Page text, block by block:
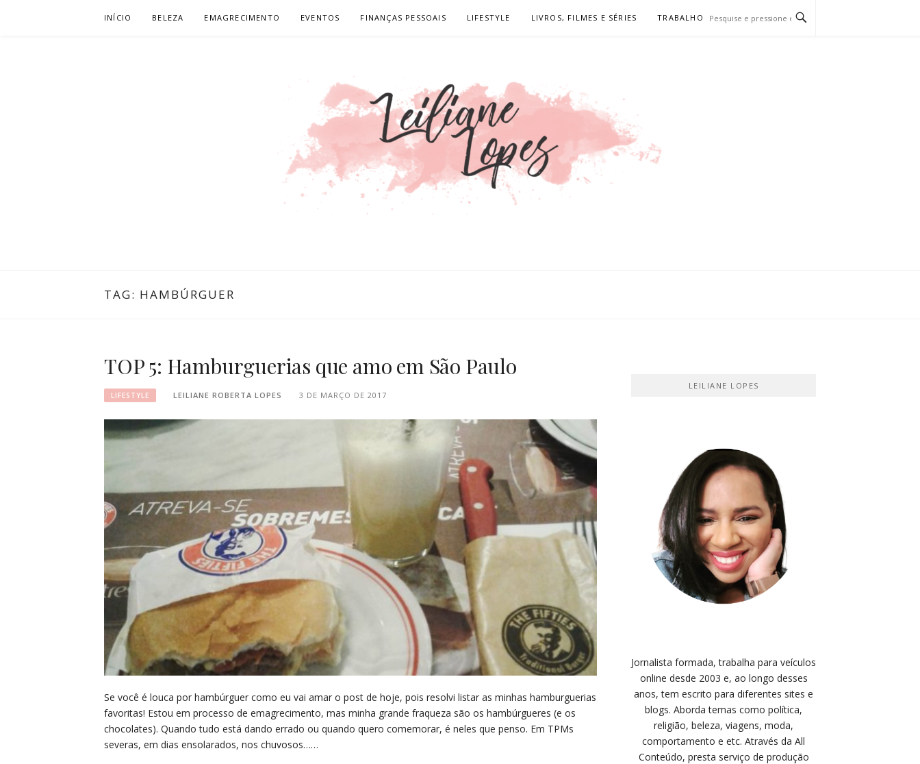
INÍCIO BELEZA EMAGRECIMENTO EVENTOS FINANÇAS PESSOAIS LIFESTYLE LIVROS, FILMES E SÉRIES TRABALHO
TAG: HAMBÚRGUER
TOP 5: Hamburguerias que amo em São Paulo
LIFESTYLE LEILIANE ROBERTA LOPES 3 DE MARÇO DE 2017
Se você é louca por hambúrguer como eu vai amar o post de hoje, pois resolvi listar as minhas hamburguerias
favoritas! Estou em processo de emagrecimento, mas minha grande fraqueza são os hambúrgueres (e os
chocolates). Quando tudo está dando errado ou quando quero comemorar, é neles que penso. Em TPMs
severas, em dias ensolarados, nos chuvosos……
LEILIANE LOPES
Jornalista formada, trabalha para veículos
online desde 2003 e, ao longo desses
anos, tem escrito para diferentes sites e
blogs. Aborda temas como política,
religião, beleza, viagens, moda,
comportamento e etc. Através da All
Conteúdo, presta serviço de produção